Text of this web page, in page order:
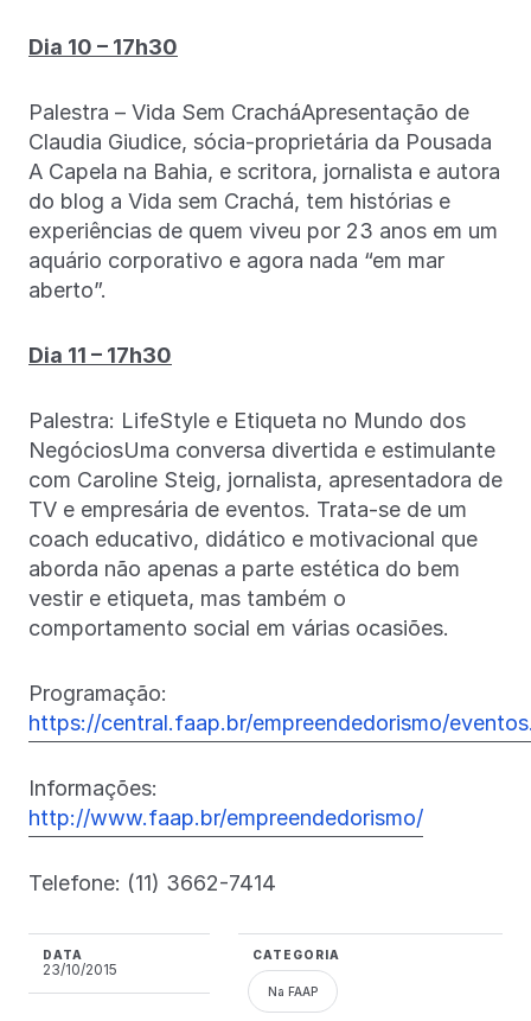
Dia 10 – 17h30
Palestra – Vida Sem CracháApresentação de
Claudia Giudice, sócia-proprietária da Pousada
A Capela na Bahia, e scritora, jornalista e autora
do blog a Vida sem Crachá, tem histórias e
experiências de quem viveu por 23 anos em um
aquário corporativo e agora nada “em mar
aberto”.
Dia 11 – 17h30
Palestra: LifeStyle e Etiqueta no Mundo dos
NegóciosUma conversa divertida e estimulante
com Caroline Steig, jornalista, apresentadora de
TV e empresária de eventos. Trata-se de um
coach educativo, didático e motivacional que
aborda não apenas a parte estética do bem
vestir e etiqueta, mas também o
comportamento social em várias ocasiões.
Programação:
https://central.faap.br/empreendedorismo/
Informações:
http://www.faap.br/empreendedorismo/
Telefone: (11) 3662-7414
DATA
23/10/2015
CATEGORIA
Na FAAP